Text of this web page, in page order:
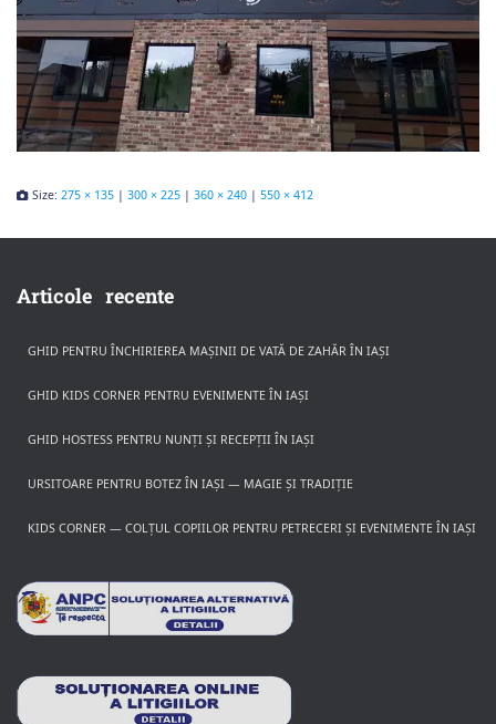
Size: 275 × 135 | 300 × 225 | 360 × 240 | 550 × 412
Articole recente
GHID PENTRU ÎNCHIRIEREA MAȘINII DE VATĂ DE ZAHĂR ÎN IAȘI
GHID KIDS CORNER PENTRU EVENIMENTE ÎN IAȘI
GHID HOSTESS PENTRU NUNȚI ȘI RECEPȚII ÎN IAȘI
URSITOARE PENTRU BOTEZ ÎN IAȘI — MAGIE ȘI TRADIȚIE
KIDS CORNER — COLȚUL COPIILOR PENTRU PETRECERI ȘI EVENIMENTE ÎN IAȘI